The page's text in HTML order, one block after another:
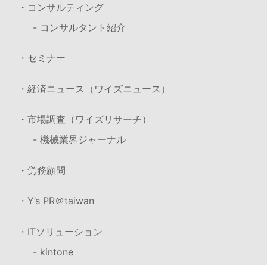
・コンサルティング
- コンサルタント紹介
・セミナー
・経済ニュース（ワイズニュース）
・市場調査（ワイズリサーチ）
- 機械業界ジャーナル
・労務顧問
・Y’s PR＠taiwan
・ITソリューション
- kintone